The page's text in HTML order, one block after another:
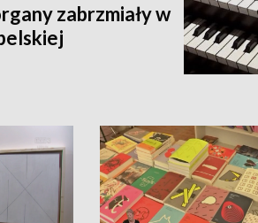
zabrzmiały w